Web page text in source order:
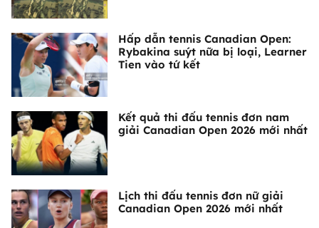
Hấp dẫn tennis Canadian Open:
Rybakina suýt nữa bị loại, Learner
Tien vào tứ kết
Kết quả thi đấu tennis đơn nam
giải Canadian Open 2026 mới nhất
Lịch thi đấu tennis đơn nữ giải
Canadian Open 2026 mới nhất